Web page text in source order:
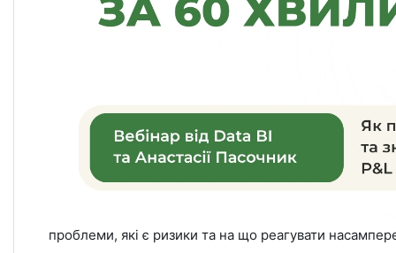
проблеми, які є ризики та на що реагувати